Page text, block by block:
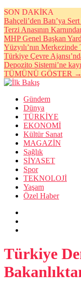
SON DAKİKA
Bahçeli’den Batı’ya
Terzi Anasının
MHP Genel Başkan
Yüzyılı’nın
Türkiye Çevre
Depozito Sistemi’ne
TÜMÜNÜ GÖSTER →
Gündem
Dünya
TÜRKİYE
EKONOMİ
Kültür Sanat
MAGAZİN
Sağlık
SİYASET
Spor
TEKNOLOJİ
Yaşam
Özel Haber
Türkiye